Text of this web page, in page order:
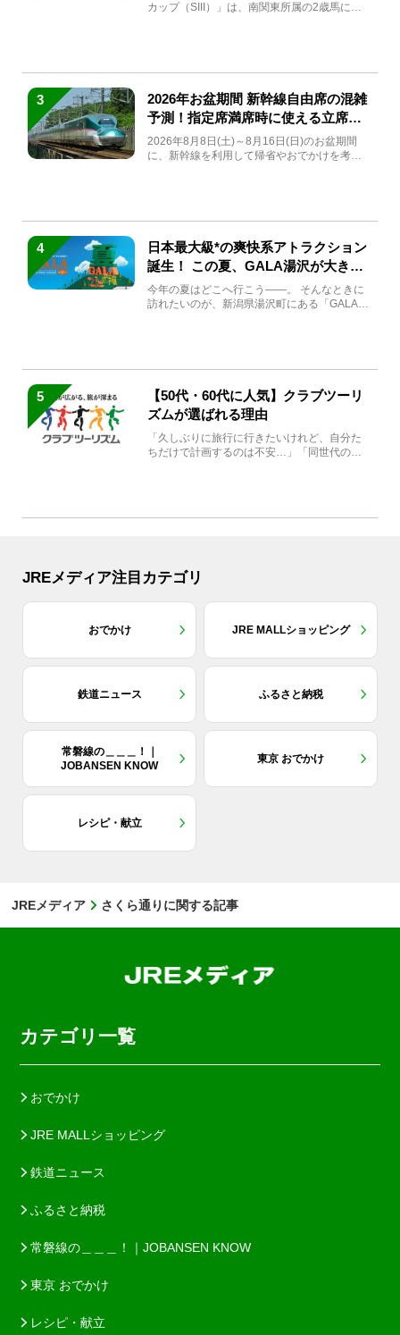
カップ（SIII）」は、南関東所属の2歳馬によ
3
2026年お盆期間 新幹線自由席の混雑
予測！指定席満席時に使える立席特
急券も解説
2026年8月8日(土)～8月16日(日)のお盆期間
に、新幹線を利用して帰省やおでかけを考え
4
日本最大級*の爽快系アトラクション
誕生！ この夏、GALA湯沢が大きく
生まれ変わる
今年の夏はどこへ行こう――。 そんなときに
訪れたいのが、新潟県湯沢町にある「GALA湯
5
【50代・60代に人気】クラブツーリ
ズムが選ばれる理由
「久しぶりに旅行に行きたいけれど、自分た
ちだけで計画するのは不安…」「同世代の方
JREメディア注目カテゴリ
おでかけ JRE MALLショッピング
鉄道ニュース ふるさと納税
常磐線の＿＿＿！｜
JOBANSEN KNOW
東京 おでかけ
レシピ・献立
JREメディア さくら通りに関する記事
カテゴリ一覧
おでかけ
JRE MALLショッピング
鉄道ニュース
ふるさと納税
常磐線の＿＿＿！｜JOBANSEN KNOW
東京 おでかけ
レシピ・献立